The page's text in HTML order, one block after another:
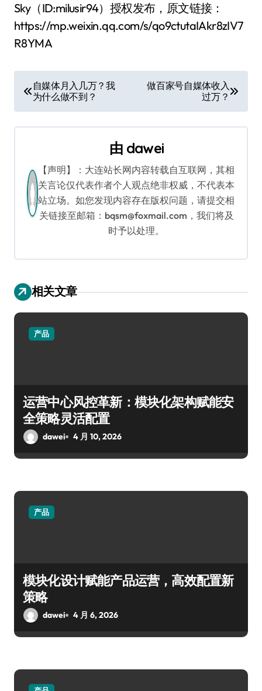
Sky（ID:milusir94）授权发布，原文链接：
https://mp.weixin.qq.com/s/qo9ctutaIAkr8zIV7
R8YMA
文
章
导
自媒体月入几万？我
为什么做不到？
做百家号自媒体收入
过万？
由 dawei
【声明】：大连站长网内容转载自互联网，其相
关言论仅代表作者个人观点绝非权威，不代表本
站立场。如您发现内容存在版权问题，请提交相
关链接至邮箱：bqsm@foxmail.com，我们将及
时予以处理。
相关文章
产品
运营中心风控革新：模块化架构赋能安
全策略灵活配置
dawei 4 月 10, 2026
产品
模块化设计赋能产品运营，高效配置新
策略
dawei 4 月 6, 2026